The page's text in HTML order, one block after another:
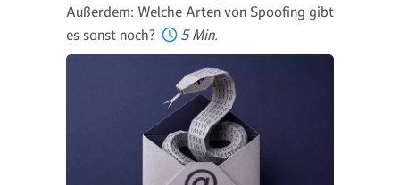
Außerdem: Welche Arten von Spoofing gibt
es sonst noch?
5 Min.